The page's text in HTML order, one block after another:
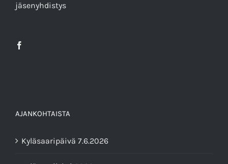
jäsenyhdistys
AJANKOHTAISTA
Kyläsaaripäivä 7.6.2026